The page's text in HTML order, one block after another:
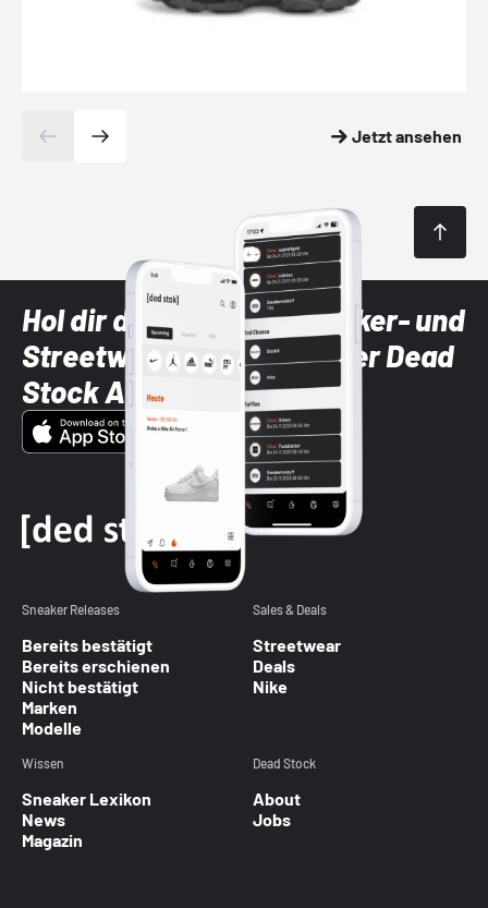
Jetzt ansehen
Hol dir die neuesten Sneaker- und
Streetwear-Brands mit der Dead
Stock App
Sneaker Releases
Bereits bestätigt
Bereits erschienen
Nicht bestätigt
Marken
Modelle
Sales & Deals
Streetwear
Deals
Nike
Wissen
Sneaker Lexikon
News
Magazin
Dead Stock
About
Jobs